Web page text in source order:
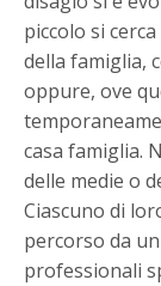
piccolo si
della famiglia,
oppure, ove
casa famiglia.
delle medie o
Ciascuno di
percorso da
professionali